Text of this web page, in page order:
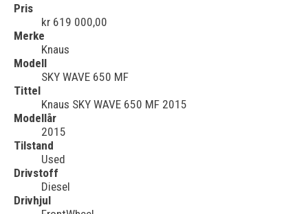
Pris
kr 619 000,00
Merke
Knaus
Modell
SKY WAVE 650 MF
Tittel
Knaus SKY WAVE 650 MF 2015
Modellår
2015
Tilstand
Used
Drivstoff
Diesel
Drivhjul